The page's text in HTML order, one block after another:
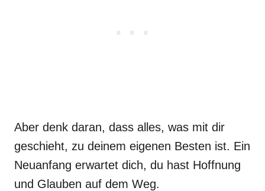
Aber denk daran, dass alles, was mit dir
geschieht, zu deinem eigenen Besten ist. Ein
Neuanfang erwartet dich, du hast Hoffnung
und Glauben auf dem Weg.